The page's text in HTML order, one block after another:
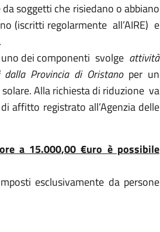
soggetti che risiedano o abbiano
(iscritti regolarmente all’AIRE) e
dei componenti svolge attività
Provincia di Oristanoper un
Alla richiesta di riduzione va
affitto registrato all’Agenzia delle
a 15.000,00 €uro è possibile
esclusivamente da persone